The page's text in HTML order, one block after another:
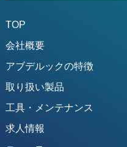
TOP
会社概要
アブデルックの特徴
取り扱い製品
工具・メンテナンス
求人情報